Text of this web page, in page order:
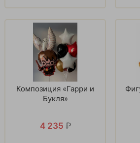
Композиция «Гарри и
Букля»
4 235 ₽